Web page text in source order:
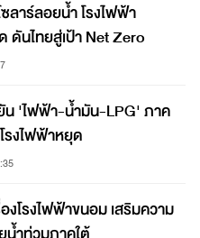
ลาร์ลอยน้ำ โรงไฟฟ้า
ดันไทยสู่เป้า Net Zero
น 'ไฟฟ้า-น้ำมัน-LPG' ภาค
รงไฟฟ้าหยุด
งโรงไฟฟ้าขนอม เสริมความ